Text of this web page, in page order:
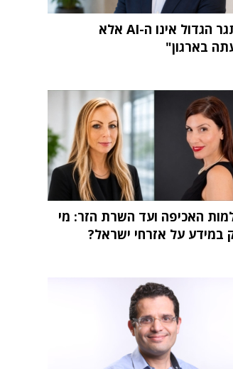
"האתגר הגדול אינו ה-AI אלא
בארגון"
האכיפה ועד השרת הזר: מי
במידע על אזרחי ישראל?